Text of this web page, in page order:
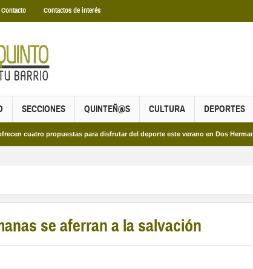
Contacto Contactos de interés
SECCIONES QUINTEÑ@S CULTURA DEPORTES
propuestas para disfrutar del deporte este verano en Dos Hermanas
se aferran a la salvación